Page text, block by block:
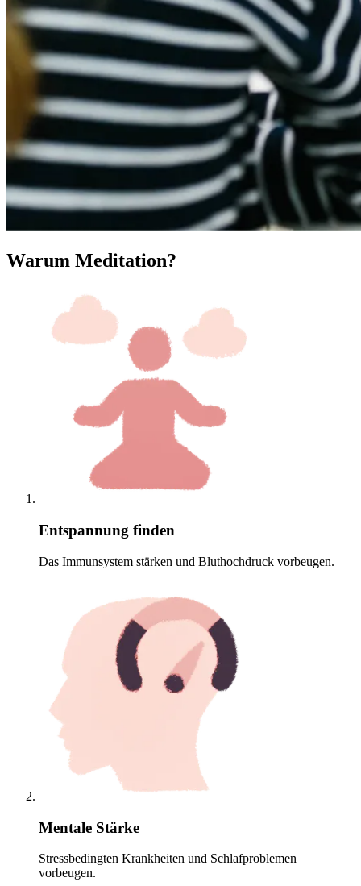
Warum Meditation?
Entspannung finden
Das Immunsystem stärken und Bluthochdruck vorbeugen.
Mentale Stärke
Stressbedingten Krankheiten und Schlafproblemen
vorbeugen.